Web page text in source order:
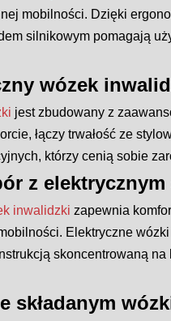
mobilności. Dzięki
silnikowym pomagają
wózek
jest zbudowany z
łączy trwałość ze
którzy cenią sobie
z
inwalidzki zapewnia
Elektryczne
skoncentrowaną
składanym